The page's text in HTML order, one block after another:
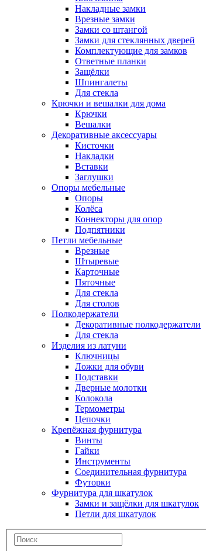
Накладные замки
Врезные замки
Замки со штангой
Замки для стеклянных дверей
Комплектующие для замков
Ответные планки
Защёлки
Шпингалеты
Для стекла
Крючки и вешалки для дома
Крючки
Вешалки
Декоративные аксессуары
Кисточки
Накладки
Вставки
Заглушки
Опоры мебельные
Опоры
Колёса
Коннекторы для опор
Подпятники
Петли мебельные
Врезные
Штыревые
Карточные
Пяточные
Для стекла
Для столов
Полкодержатели
Декоративные полкодержатели
Для стекла
Изделия из латуни
Ключницы
Ложки для обуви
Подставки
Дверные молотки
Колокола
Термометры
Цепочки
Крепёжная фурнитура
Винты
Гайки
Инструменты
Соединительная фурнитура
Футорки
Фурнитура для шкатулок
Замки и защёлки для шкатулок
Петли для шкатулок